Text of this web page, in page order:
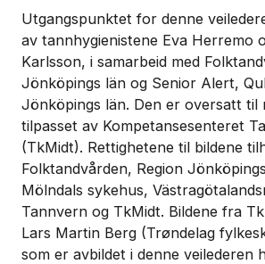
Utgangspunktet for denne
av tannhygienistene Eva Herremo
Karlsson, i samarbeid med
Jönköpings län og Senior Alert,
Jönköpings län. Den er oversatt til
tilpasset av Kompetansesenteret
(TkMidt). Rettighetene til bildene
Folktandvården, Region
Mölndals sykehus,
Tannvern og TkMidt. Bildene fra
Lars Martin Berg (Trøndelag
som er avbildet i denne veilederen